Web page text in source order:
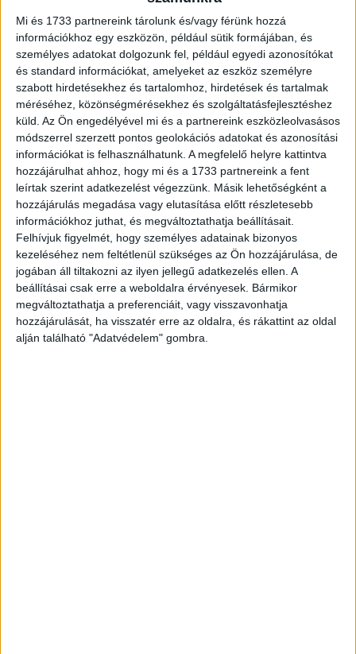
Mi és 1733 partnereink tárolunk és/vagy férünk hozzá
információkhoz egy eszközön, például sütik formájában, és
személyes adatokat dolgozunk fel, például egyedi azonosítókat
és standard információkat, amelyeket az eszköz személyre
szabott hirdetésekhez és tartalomhoz, hirdetések és tartalmak
méréséhez, közönségmérésekhez és szolgáltatásfejlesztéshez
küld. Az Ön engedélyével mi és a partnereink eszközleolvasásos
módszerrel szerzett pontos geolokációs adatokat és azonosítási
információkat is felhasználhatunk. A megfelelő helyre kattintva
hozzájárulhat ahhoz, hogy mi és a 1733 partnereink a fent
leírtak szerint adatkezelést végezzünk. Másik lehetőségként a
hozzájárulás megadása vagy elutasítása előtt részletesebb
információkhoz juthat, és megváltoztathatja beállításait.
Felhívjuk figyelmét, hogy személyes adatainak bizonyos
kezeléséhez nem feltétlenül szükséges az Ön hozzájárulása, de
jogában áll tiltakozni az ilyen jellegű adatkezelés ellen. A
beállításai csak erre a weboldalra érvényesek. Bármikor
megváltoztathatja a preferenciáit, vagy visszavonhatja
hozzájárulását, ha visszatér erre az oldalra, és rákattint az oldal
alján található "Adatvédelem" gombra.
Marketing 2024. január 18.
Teljesen önerőből, alig 10 év alatt vált meghatározó
márkává a táplálékkiegészítők piacán a Nutriversum. A
márka legnagyobb ereje a lojális vásárlóközönség, a rövid
ellátási...
Szilágyi Áronnal kampányol a Nutriversum
Marketing 2023. november 20.
A 2024-es párizsi ötkarikás játékokra készülő